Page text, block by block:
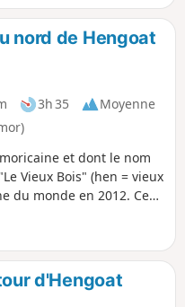
nord de Hengoat
3h 35
Moyenne
et dont le nom
Vieux Bois" (hen = vieux
du monde en 2012. Ce
ce village breton en
creux.
d'Hengoat